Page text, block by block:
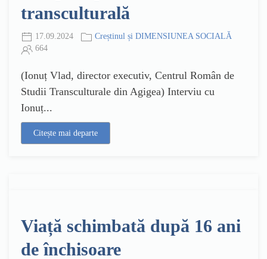
transculturală
17.09.2024
Creștinul și DIMENSIUNEA SOCIALĂ
664
(Ionuț Vlad, director executiv, Centrul Român de
Studii Transculturale din Agigea) Interviu cu
Ionuț...
Citește mai departe
Viață schimbată după 16 ani
de închisoare